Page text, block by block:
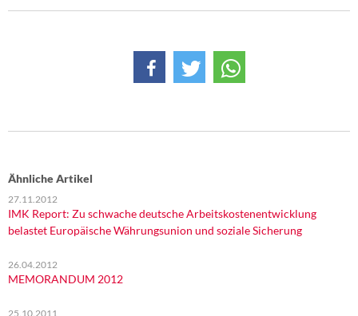
Ähnliche Artikel
27.11.2012
IMK Report: Zu schwache deutsche Arbeitskostenentwicklung
belastet Europäische Währungsunion und soziale Sicherung
26.04.2012
MEMORANDUM 2012
25.10.2011